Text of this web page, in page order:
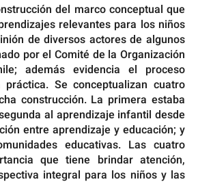
del marco conceptual que
relevantes para los niños
de diversos actores de algunos
por el Comité de la Organización
además evidencia el proceso
Se conceptualizan cuatro
construcción. La primera estaba
al aprendizaje infantil desde
entre aprendizaje y educación; y
educativas. Las cuatro
que tiene brindar atención,
integral para los niños y las